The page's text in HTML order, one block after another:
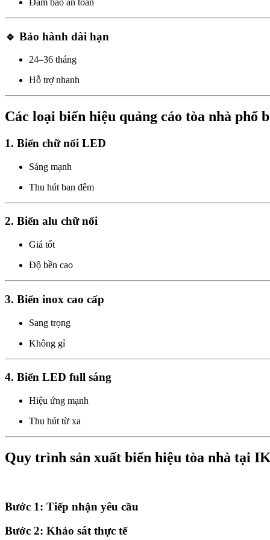
🔹 Bảo hành dài hạn
24–36 tháng
Hỗ trợ nhanh
Các loại biển hiệu quảng cáo tòa nhà phổ
1. Biển chữ nổi LED
Sáng mạnh
Thu hút ban đêm
2. Biển alu chữ nổi
Giá tốt
Độ bền cao
3. Biển inox cao cấp
Sang trọng
Không gỉ
4. Biển LED full sáng
Hiệu ứng mạnh
Thu hút từ xa
Quy trình sản xuất biển hiệu tòa nhà tại
Bước 1: Tiếp nhận yêu cầu
Bước 2: Khảo sát thực tế